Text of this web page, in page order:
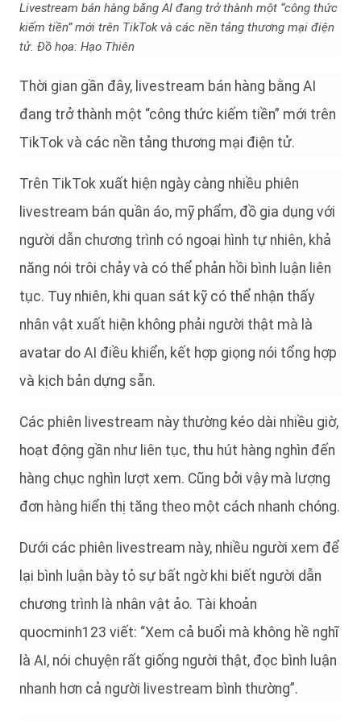
Livestream bán hàng bằng AI đang trở thành một “công thức
kiếm tiền” mới trên TikTok và các nền tảng thương mại điện
tử. Đồ họa: Hạo Thiên
Thời gian gần đây, livestream bán hàng bằng AI
đang trở thành một “công thức kiếm tiền” mới trên
TikTok và các nền tảng thương mại điện tử.
Trên TikTok xuất hiện ngày càng nhiều phiên
livestream bán quần áo, mỹ phẩm, đồ gia dụng với
người dẫn chương trình có ngoại hình tự nhiên, khả
năng nói trôi chảy và có thể phản hồi bình luận liên
tục. Tuy nhiên, khi quan sát kỹ có thể nhận thấy
nhân vật xuất hiện không phải người thật mà là
avatar do AI điều khiển, kết hợp giọng nói tổng hợp
và kịch bản dựng sẵn.
Các phiên livestream này thường kéo dài nhiều giờ,
hoạt động gần như liên tục, thu hút hàng nghìn đến
hàng chục nghìn lượt xem. Cũng bởi vậy mà lượng
đơn hàng hiển thị tăng theo một cách nhanh chóng.
Dưới các phiên livestream này, nhiều người xem để
lại bình luận bày tỏ sự bất ngờ khi biết người dẫn
chương trình là nhân vật ảo. Tài khoản
quocminh123 viết: “Xem cả buổi mà không hề nghĩ
là AI, nói chuyện rất giống người thật, đọc bình luận
nhanh hơn cả người livestream bình thường”.